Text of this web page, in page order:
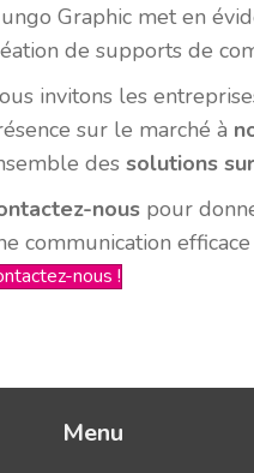
Graphic met en
de supports de
invitons les
sur le marché à
des solutions
nous pour
communication
nous !
Menu